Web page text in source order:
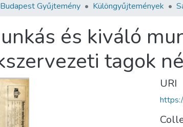
Budapest Gyűjtemény Különgyűjtemények
és kiváló
tagok
URI